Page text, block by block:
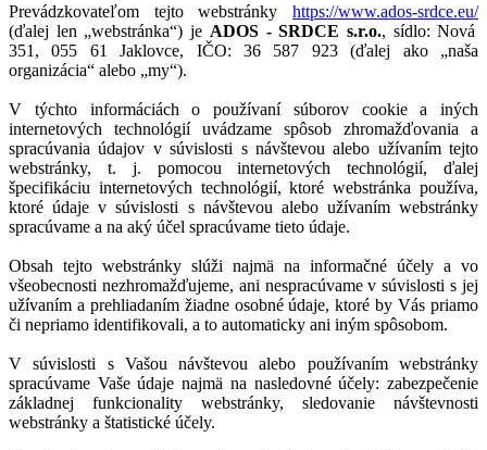
Prevádzkovateľom tejto webstránky https://www.ados-srdce.eu/
(ďalej len „webstránka“) je ADOS - SRDCE s.r.o., sídlo: Nová
351, 055 61 Jaklovce, IČO: 36 587 923 (ďalej ako „naša
organizácia“ alebo „my“).
V týchto informáciách o používaní súborov cookie a iných
internetových technológií uvádzame spôsob zhromažďovania a
spracúvania údajov v súvislosti s návštevou alebo užívaním tejto
webstránky, t. j. pomocou internetových technológií, ďalej
špecifikáciu internetových technológií, ktoré webstránka používa,
ktoré údaje v súvislosti s návštevou alebo užívaním webstránky
spracúvame a na aký účel spracúvame tieto údaje.
Obsah tejto webstránky slúži najmä na informačné účely a vo
všeobecnosti nezhromažďujeme, ani nespracúvame v súvislosti s jej
užívaním a prehliadaním žiadne osobné údaje, ktoré by Vás priamo
či nepriamo identifikovali, a to automaticky ani iným spôsobom.
V súvislosti s Vašou návštevou alebo používaním webstránky
spracúvame Vaše údaje najmä na nasledovné účely: zabezpečenie
základnej funkcionality webstránky, sledovanie návštevnosti
webstránky a štatistické účely.